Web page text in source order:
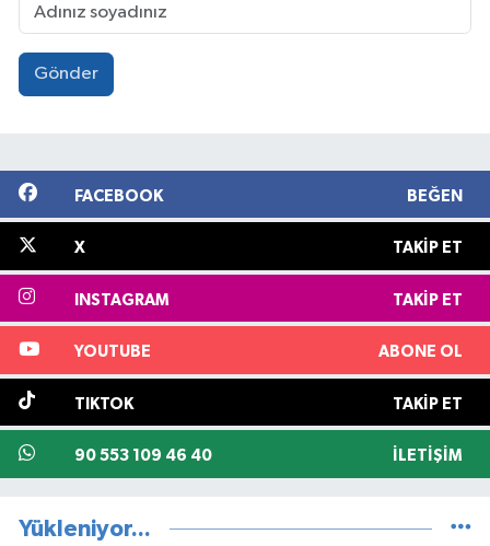
Gönder
FACEBOOK BEĞEN
X TAKIP ET
INSTAGRAM TAKIP ET
YOUTUBE ABONE OL
TIKTOK TAKIP ET
90 553 109 46 40 İLETIŞIM
Yükleniyor...